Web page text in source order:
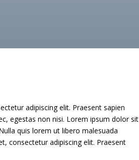
adipiscing elit. Praesent sapien
egestas non nisi. Lorem ipsum dolor sit
quis lorem ut libero malesuada
consectetur adipiscing elit. Praesent